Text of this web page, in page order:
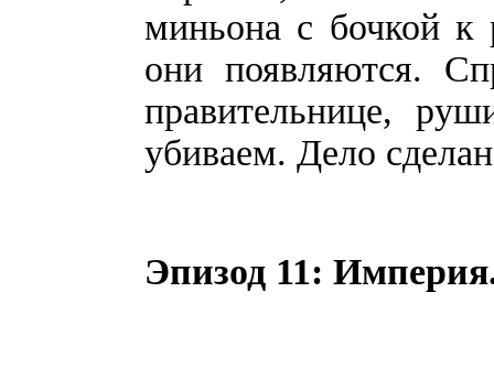
миньона с бочкой к
они появляются.
правительнице,
убиваем. Дело
Эпизод 11: